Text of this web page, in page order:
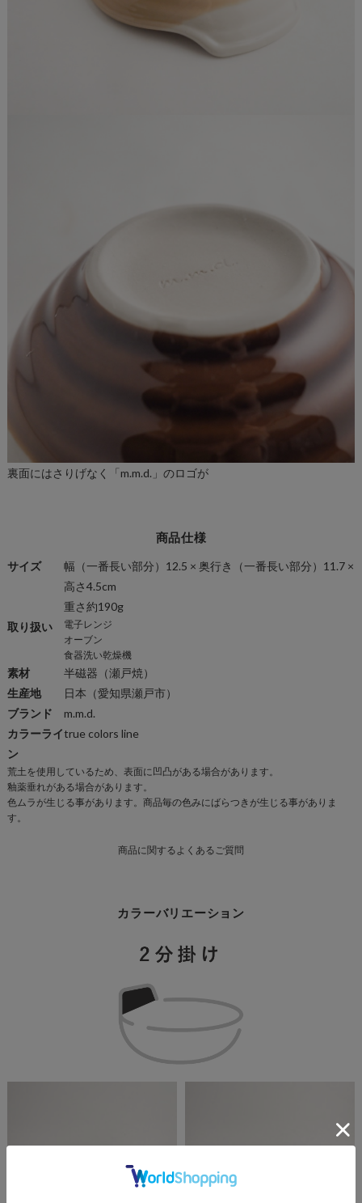
裏面にはさりげなく「m.m.d.」のロゴが
商品仕様
サイズ
幅（一番長い部分）12.5 × 奥行き（一番長い部分）11.7 ×
高さ4.5cm
重さ約190g
取り扱い
電子レンジ
オーブン
食器洗い乾燥機
素材 半磁器 （瀬戸焼）
生産地
日本（愛知県瀬戸市）
ブランド
m.m.d.
カラーライ
ン
true colors line
商
品
仕
荒土を使用しているため、表面に凹凸がある場合があります。
釉薬垂れがある場合があります。
色ムラが生じる事があります。商品毎の色みにばらつきが生じる事がありま
す。
商品に関するよくあるご質問
カラーバリエーション